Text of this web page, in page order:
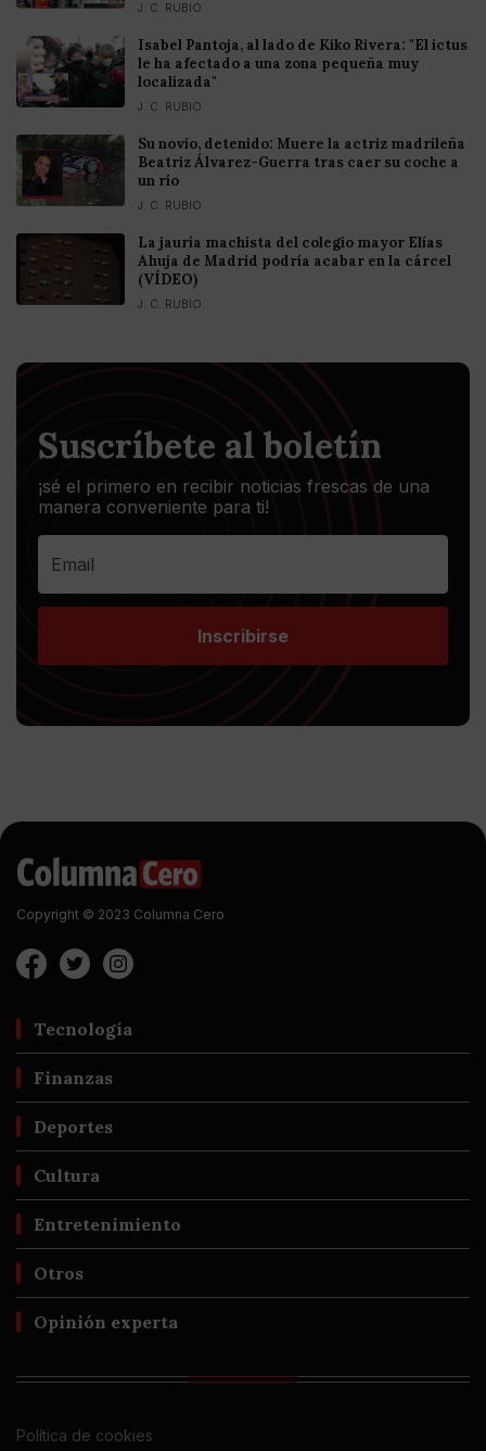
J. C. RUBIO
Isabel Pantoja, al lado de Kiko Rivera: "El ictus
le ha afectado a una zona pequeña muy
localizada"
J. C. RUBIO
Su novio, detenido: Muere la actriz madrileña
Beatriz Álvarez-Guerra tras caer su coche a
un río
J. C. RUBIO
La jauría machista del colegio mayor Elías
Ahuja de Madrid podría acabar en la cárcel
(VÍDEO)
J. C. RUBIO
Suscríbete al boletín
¡sé el primero en recibir noticias frescas de una
manera conveniente para ti!
Inscribirse
Copyright © 2023 Columna Cero
Tecnología
Finanzas
Deportes
Cultura
Entretenimiento
Otros
Opinión experta
Política de cookies